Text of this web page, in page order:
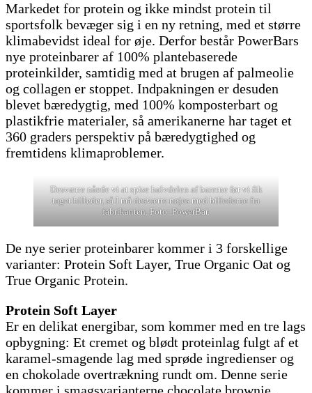
Markedet for protein og ikke mindst protein til
sportsfolk bevæger sig i en ny retning, med et større
klimabevidst ideal for øje. Derfor består PowerBars
nye proteinbarer af 100% plantebaserede
proteinkilder, samtidig med at brugen af palmeolie
og collagen er stoppet. Indpakningen er desuden
blevet bæredygtig, med 100% komposterbart og
plastikfrie materialer, så amerikanerne har taget et
360 graders perspektiv på bæredygtighed og
fremtidens klimaproblemer.
Desværre nåede vi at spise halvdelen af barerne før vi fik
taget billeder, så I må desværre nøjes med billederne fra
fabrikanten. Foto: PowerBar.
De nye serier proteinbarer kommer i 3 forskellige
varianter: Protein Soft Layer, True Organic Oat og
True Organic Protein.
Protein Soft Layer
Er en delikat energibar, som kommer med en tre lags
opbygning: Et cremet og blødt proteinlag fulgt af et
karamel-smagende lag med sprøde ingredienser og
en chokolade overtrækning rundt om. Denne serie